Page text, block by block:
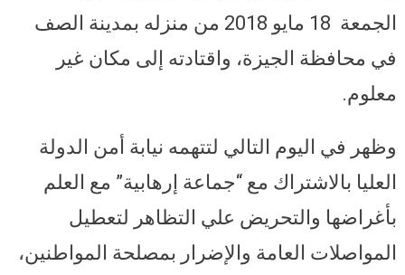
الجمعة 18 مايو 2018 من منزله بمدينة الصف
في محافظة الجيزة، واقتادته إلى مكان غير
معلوم.
وظهر في اليوم التالي لتتهمه نيابة أمن الدولة
العليا بالاشتراك مع “جماعة إرهابية” مع العلم
بأغراضها والتحريض علي التظاهر لتعطيل
المواصلات العامة والإضرار بمصلحة المواطنين،